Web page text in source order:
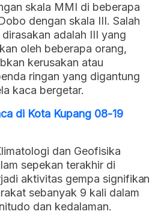
skala MMI di beberapa
dengan skala III. Salah
adalah III yang
oleh beberapa orang,
kerusakan atau
ringan yang digantung
kaca bergetar.
di Kota Kupang 08-19
dan Geofisika
sepekan terakhir di
aktivitas gempa signifikan
sebanyak 9 kali dalam
dan kedalaman.